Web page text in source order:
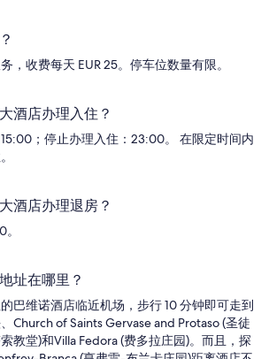
，收费每天 EUR 25。停车位数量有限。
酒店办理入住？
；停止办理入住：23:00。 在限定时间内
酒店办理退房？
址在哪里？
巴维诺酒店临近机场，步行 10 分钟即可走到
Church of Saints Gervase and Protaso (圣徒
教堂)和Villa Fedora (费多拉庄园)。而且，探